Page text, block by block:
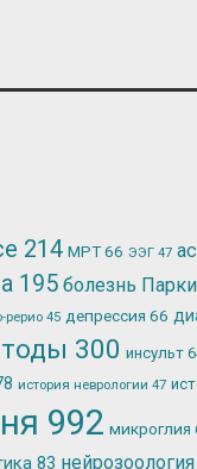
214 МРТ66 ЭЭГ 47
195 болезнь
рерио 45 депрессия 66
300 инсульт
история неврологии 47
992 микроглия
83 нейрозоология